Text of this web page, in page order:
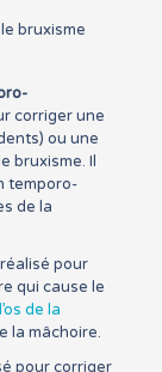
bruxisme
corriger une
ou une
bruxisme. Il
temporo-
de la
pour
qui cause le
de la
la mâchoire.
pour corriger